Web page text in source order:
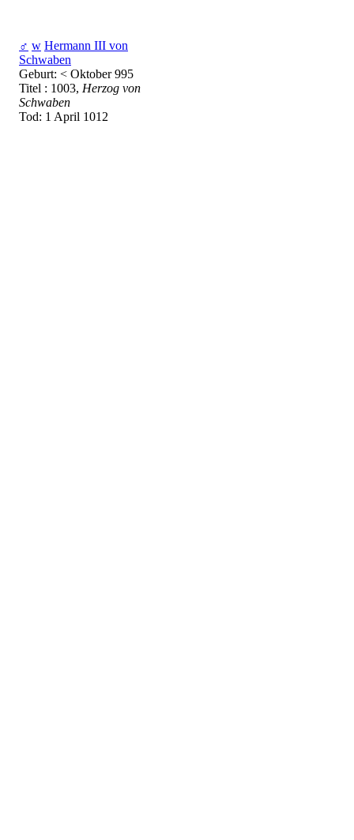
♂ w Hermann III von
Schwaben
Geburt: < Oktober 995
Titel : 1003, Herzog von
Schwaben
Tod: 1 April 1012